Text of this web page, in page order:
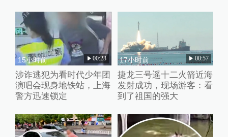
15小时前 00:23
涉诈逃犯为看时代少年团
演唱会现身地铁站，上海
警方迅速锁定
17小时前 00:57
捷龙三号遥十二火箭近海
发射成功，现场游客：看
到了祖国的强大